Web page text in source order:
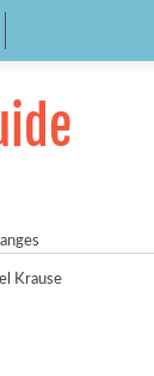
Krause